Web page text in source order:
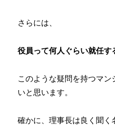
さらには、
役員って何人ぐらい就任
このような疑問を持つマ
いと思います。
確かに、理事長は良く聞く